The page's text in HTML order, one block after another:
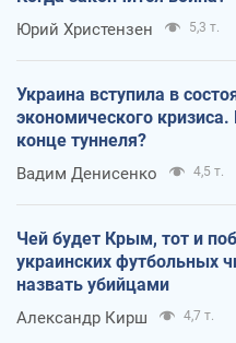
Юрий Христензен 5,3 т.
Украина вступила в
экономического кризиса.
конце туннеля?
Вадим Денисенко 4,5 т.
Чей будет Крым, тот и
украинских футбольных
назвать убийцами
Александр Кирш 4,7 т.